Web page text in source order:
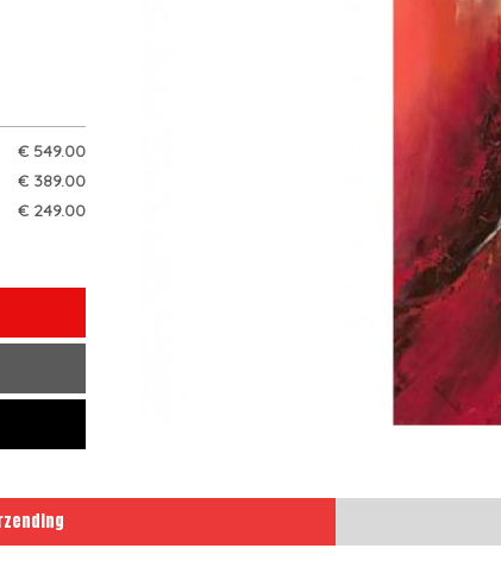
€ 549.00
€ 389.00
€ 249.00